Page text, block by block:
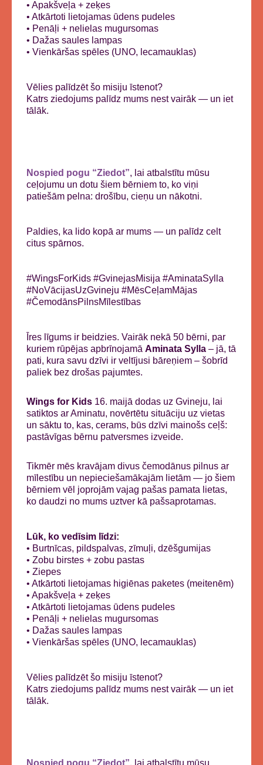
• Apakšveļa + zeķes
• Atkārtoti lietojamas ūdens pudeles
• Penāļi + nelielas mugursomas
• Dažas saules lampas
• Vienkāršas spēles (UNO, lecamauklas)
Vēlies palīdzēt šo misiju īstenot?
Katrs ziedojums palīdz mums nest vairāk — un iet
tālāk.
Nospied pogu “Ziedot”, lai atbalstītu mūsu
ceļojumu un dotu šiem bērniem to, ko viņi
patiešām pelna: drošību, cieņu un nākotni.
Paldies, ka lido kopā ar mums — un palīdz celt
citus spārnos.
#WingsForKids #GvinejasMisija #AminataSylla
#NoVācijasUzGvineju #MēsCeļamMājas
#ČemodānsPilnsMīlestības
Īres līgums ir beidzies. Vairāk nekā 50 bērni, par
kuriem rūpējas apbrīnojamā Aminata Sylla – jā, tā
pati, kura savu dzīvi ir veltījusi bāreņiem – šobrīd
paliek bez drošas pajumtes.
Wings for Kids 16. maijā dodas uz Gvineju, lai
satiktos ar Aminatu, novērtētu situāciju uz vietas
un sāktu to, kas, cerams, būs dzīvi mainošs ceļš:
pastāvīgas bērnu patversmes izveide.
Tikmēr mēs kravājam divus čemodānus pilnus ar
mīlestību un nepieciešamākajām lietām — jo šiem
bērniem vēl joprojām vajag pašas pamata lietas,
ko daudzi no mums uztver kā pašsaprotamas.
Lūk, ko vedīsim līdzi:
• Burtnīcas, pildspalvas, zīmuļi, dzēšgumijas
• Zobu birstes + zobu pastas
• Ziepes
• Atkārtoti lietojamas higiēnas paketes (meitenēm)
• Apakšveļa + zeķes
• Atkārtoti lietojamas ūdens pudeles
• Penāļi + nelielas mugursomas
• Dažas saules lampas
• Vienkāršas spēles (UNO, lecamauklas)
Vēlies palīdzēt šo misiju īstenot?
Katrs ziedojums palīdz mums nest vairāk — un iet
tālāk.
Nospied pogu “Ziedot”, lai atbalstītu mūsu